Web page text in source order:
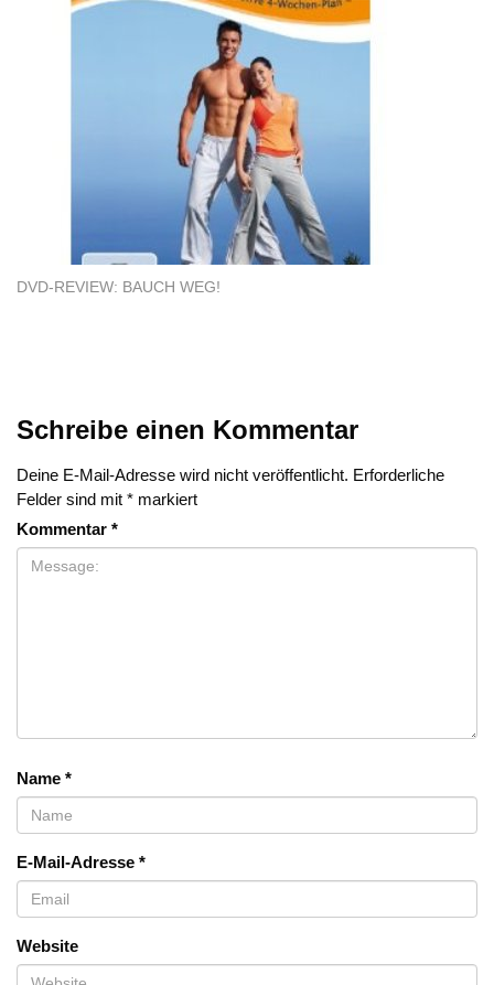
DVD-REVIEW: BAUCH WEG!
Schreibe einen Kommentar
Deine E-Mail-Adresse wird nicht veröffentlicht. Erforderliche
Felder sind mit * markiert
Kommentar *
Name *
E-Mail-Adresse *
Website